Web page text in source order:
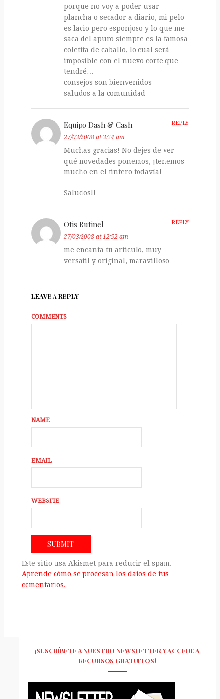
porque no voy a poder usar
plancha o secador a diario, mi pelo
es lacio pero esponjoso y lo que me
saca del apuro siempre es la famosa
coletita de caballo, lo cual será
imposible con el nuevo corte que
tendré…
consejos son bienvenidos
saludos a la comunidad
Equipo Dash & Cash REPLY
27/03/2008 at 3:34 am
Muchas gracias! No dejes de ver
qué novedades ponemos, ¡tenemos
mucho en el tintero todavía!
Saludos!!
Otis Rutinel REPLY
27/03/2008 at 12:52 am
me encanta tu articulo, muy
versatil y original, maravilloso
LEAVE A REPLY
COMMENTS
NAME
EMAIL
WEBSITE
Este sitio usa Akismet para reducir el spam.
Aprende cómo se procesan los datos de tus
comentarios.
¡SUSCRÍBETE A NUESTRO NEWSLETTER Y ACCEDE A
RECURSOS GRATUITOS!